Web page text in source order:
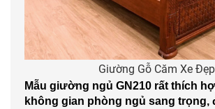
Giường Gỗ Căm Xe Đẹp
Mẫu giường ngủ GN210 rất thích
không gian phòng ngủ sang trọng,